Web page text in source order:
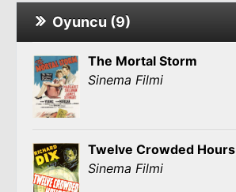
Oyuncu (9)
The Mortal Storm
Sinema Filmi
Twelve Crowded Hours
Sinema Filmi